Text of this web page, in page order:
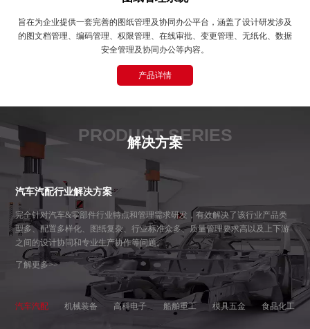
旨在为企业提供一套完善的图纸管理及协同办公平台，涵盖了设计研发涉及
的图文档管理、编码管理、权限管理、在线审批、变更管理、无纸化、数据
安全管理及协同办公等内容。
产品详情
PRODUCT SERIES
解决方案
汽车汽配行业解决方案
完全针对汽车&零部件行业特点和管理需求研发，有效解决了该行业产品类
型多、配置多样化、图纸复杂、行业标准众多、质量管理要求高以及上下游
之间的设计协同和专业生产协作等问题。
了解更多>>
汽车汽配 机械装备 高科电子 船舶重工 模具五金 食品化工